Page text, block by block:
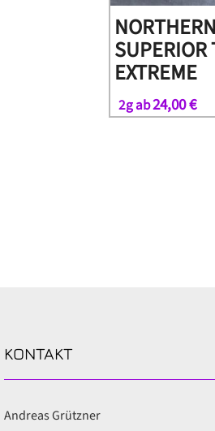
SUPERIOR
EXTREME
2g ab24,00€
KONTAKT
Andreas Grützner